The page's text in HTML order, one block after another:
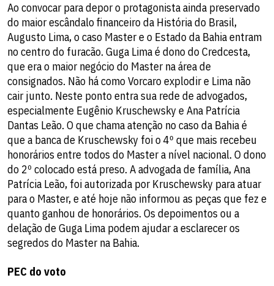
Ao convocar para depor o protagonista ainda preservado
do maior escândalo financeiro da História do Brasil,
Augusto Lima, o caso Master e o Estado da Bahia entram
no centro do furacão. Guga Lima é dono do Credcesta,
que era o maior negócio do Master na área de
consignados. Não há como Vorcaro explodir e Lima não
cair junto. Neste ponto entra sua rede de advogados,
especialmente Eugênio Kruschewsky e Ana Patrícia
Dantas Leão. O que chama atenção no caso da Bahia é
que a banca de Kruschewsky foi o 4º que mais recebeu
honorários entre todos do Master a nível nacional. O dono
do 2º colocado está preso. A advogada de família, Ana
Patrícia Leão, foi autorizada por Kruschewsky para atuar
para o Master, e até hoje não informou as peças que fez e
quanto ganhou de honorários. Os depoimentos ou a
delação de Guga Lima podem ajudar a esclarecer os
segredos do Master na Bahia.
PEC do voto